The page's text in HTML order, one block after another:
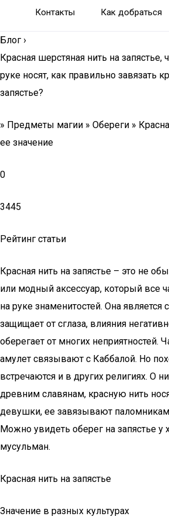
Контакты Как добраться
Блог ›
Красная шерстяная нить на запястье,
руке носят, как правильно завязать
запястье?
» Предметы магии » Обереги »
ее значение
0
3445
Рейтинг статьи
Красная нить на запястье – это не
или модный аксессуар, который все
на руке знаменитостей. Она
защищает от сглаза, влияния
оберегает от многих неприятностей.
амулет связывают с Каббалой. Но
встречаются и в других религиях. О
древним славянам, красную нить
девушки, ее завязывают
Можно увидеть оберег на запястье у
мусульман.
Красная нить на запястье
Значение в разных культурах